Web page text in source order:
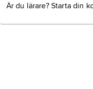
Är du lärare? Starta din